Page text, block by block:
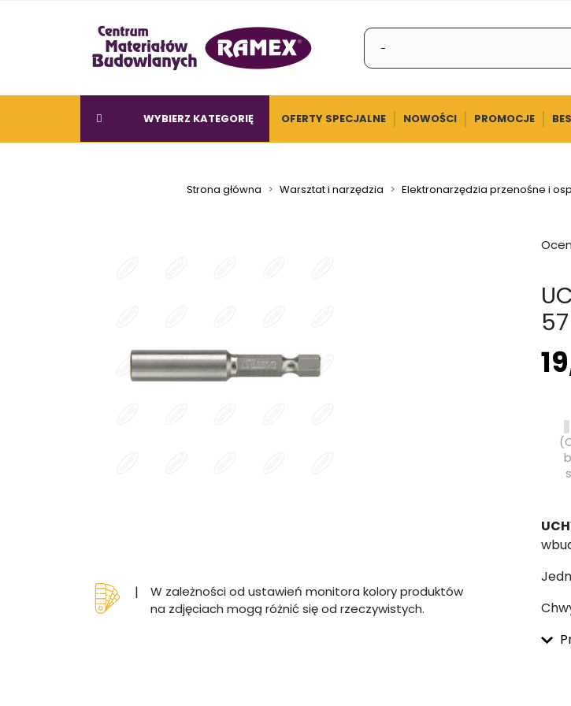
WYBIERZ KATEGORIĘ OFERTY SPECJALNE NOWOŚCI PROMOCJE
Strona główna Warsztat i narzędzia Elektronarzędzia przenośne i
|
W zależności od ustawień monitora kolory produktów
na zdjęciach mogą różnić się od rzeczywistych.